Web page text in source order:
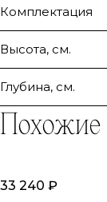
Комплектация
Высота, см.
Глубина, см.
Похожие
33 240 ₽